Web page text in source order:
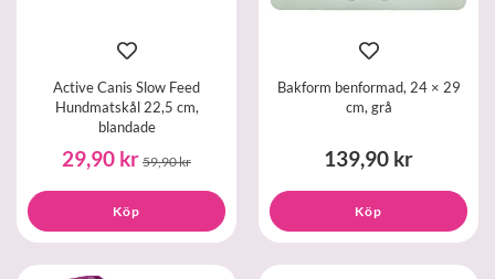
Active Canis Slow Feed
Hundmatskål 22,5 cm,
blandade
29,90 kr 59,90 kr
Köp
Bakform benformad, 24 × 29
cm, grå
139,90 kr
Köp